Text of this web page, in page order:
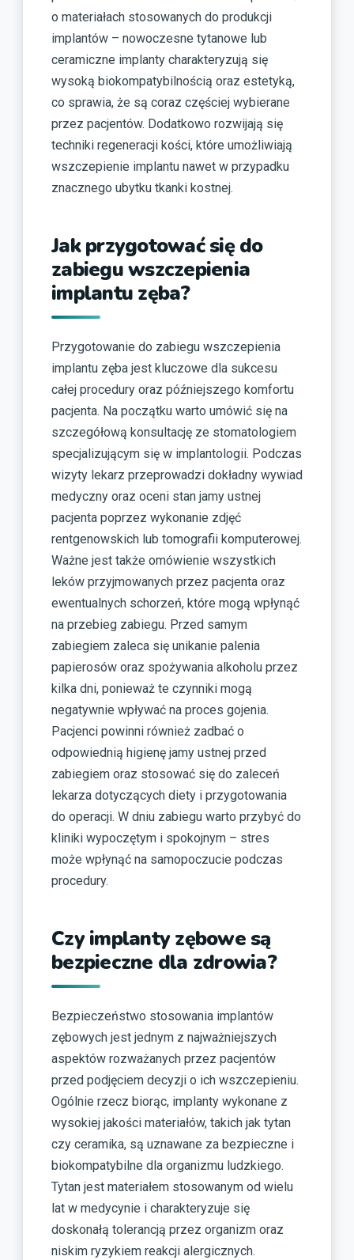
o materiałach stosowanych do produkcji
implantów – nowoczesne tytanowe lub
ceramiczne implanty charakteryzują się
wysoką biokompatybilnością oraz estetyką,
co sprawia, że są coraz częściej wybierane
przez pacjentów. Dodatkowo rozwijają się
techniki regeneracji kości, które umożliwiają
wszczepienie implantu nawet w przypadku
znacznego ubytku tkanki kostnej.
Jak przygotować się do
zabiegu wszczepienia
implantu zęba?
Przygotowanie do zabiegu wszczepienia
implantu zęba jest kluczowe dla sukcesu
całej procedury oraz późniejszego komfortu
pacjenta. Na początku warto umówić się na
szczegółową konsultację ze stomatologiem
specjalizującym się w implantologii. Podczas
wizyty lekarz przeprowadzi dokładny wywiad
medyczny oraz oceni stan jamy ustnej
pacjenta poprzez wykonanie zdjęć
rentgenowskich lub tomografii komputerowej.
Ważne jest także omówienie wszystkich
leków przyjmowanych przez pacjenta oraz
ewentualnych schorzeń, które mogą wpłynąć
na przebieg zabiegu. Przed samym
zabiegiem zaleca się unikanie palenia
papierosów oraz spożywania alkoholu przez
kilka dni, ponieważ te czynniki mogą
negatywnie wpływać na proces gojenia.
Pacjenci powinni również zadbać o
odpowiednią higienę jamy ustnej przed
zabiegiem oraz stosować się do zaleceń
lekarza dotyczących diety i przygotowania
do operacji. W dniu zabiegu warto przybyć do
kliniki wypoczętym i spokojnym – stres
może wpłynąć na samopoczucie podczas
procedury.
Czy implanty zębowe są
bezpieczne dla zdrowia?
Bezpieczeństwo stosowania implantów
zębowych jest jednym z najważniejszych
aspektów rozważanych przez pacjentów
przed podjęciem decyzji o ich wszczepieniu.
Ogólnie rzecz biorąc, implanty wykonane z
wysokiej jakości materiałów, takich jak tytan
czy ceramika, są uznawane za bezpieczne i
biokompatybilne dla organizmu ludzkiego.
Tytan jest materiałem stosowanym od wielu
lat w medycynie i charakteryzuje się
doskonałą tolerancją przez organizm oraz
niskim ryzykiem reakcji alergicznych.